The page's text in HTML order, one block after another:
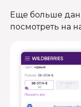
Еще больше
посмотреть на